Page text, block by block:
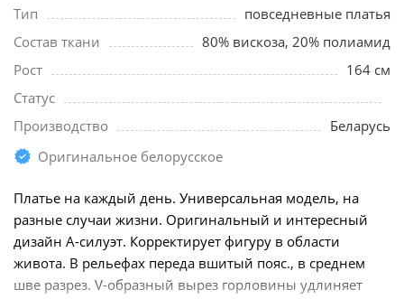
Тип
повседневные платья
Состав ткани
80% вискоза, 20% полиамид
Рост
164 см
Статус
Производство
Беларусь
Оригинальное белорусское
Платье на каждый день. Универсальная модель, на
разные случаи жизни. Оригинальный и интересный
дизайн А-силуэт. Корректирует фигуру в области
живота. В рельефах переда вшитый пояс., в среднем
шве разрез. V-образный вырез горловины удлиняет